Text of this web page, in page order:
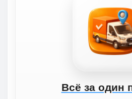
Всё за один